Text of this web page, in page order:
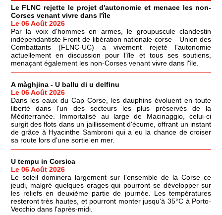
Le FLNC rejette le projet d'autonomie et menace les non-
Corses venant vivre dans l'île
Le 06 Août 2026
Par la voix d'hommes en armes, le groupuscule clandestin
indépendantiste Front de libération nationale corse - Union des
Combattants (FLNC-UC) a vivement rejeté l'autonomie
actuellement en discussion pour l'île et tous ses soutiens,
menaçant également les non-Corses venant vivre dans l'île.
A màghjina - U ballu di u delfinu
Le 06 Août 2026
Dans les eaux du Cap Corse, les dauphins évoluent en toute
liberté dans l'un des secteurs les plus préservés de la
Méditerranée. Immortalisé au large de Macinaggio, celui-ci
surgit des flots dans un jaillissement d'écume, offrant un instant
de grâce à Hyacinthe Sambroni qui a eu la chance de croiser
sa route lors d'une sortie en mer.
U tempu in Corsica
Le 06 Août 2026
Le soleil dominera largement sur l'ensemble de la Corse ce
jeudi, malgré quelques orages qui pourront se développer sur
les reliefs en deuxième partie de journée. Les températures
resteront très hautes, et pourront monter jusqu'à 35°C à Porto-
Vecchio dans l'après-midi.